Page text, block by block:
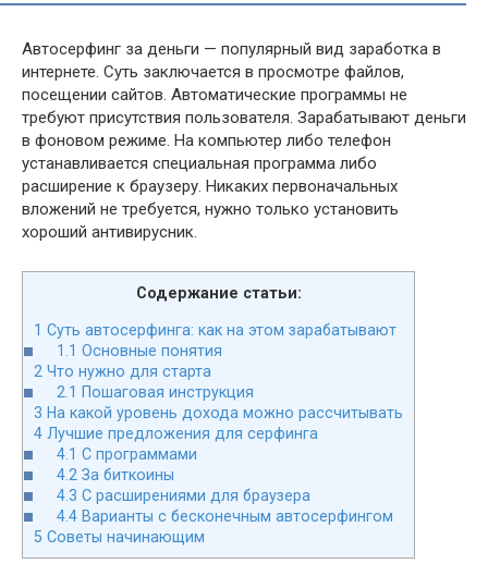
Автосерфинг за деньги — популярный вид заработка в
интернете. Суть заключается в просмотре файлов,
посещении сайтов. Автоматические программы не
требуют присутствия пользователя. Зарабатывают деньги
в фоновом режиме. На компьютер либо телефон
устанавливается специальная программа либо
расширение к браузеру. Никаких первоначальных
вложений не требуется, нужно только установить
хороший антивирусник.
Содержание статьи:
1 Суть автосерфинга: как на этом зарабатывают
1.1 Основные понятия
2 Что нужно для старта
2.1 Пошаговая инструкция
3 На какой уровень дохода можно рассчитывать
4 Лучшие предложения для серфинга
4.1 С программами
4.2 За биткоины
4.3 С расширениями для браузера
4.4 Варианты с бесконечным автосерфингом
5 Советы начинающим